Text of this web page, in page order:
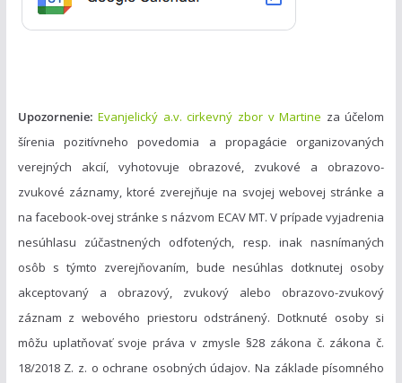
Upozornenie: Evanjelický a.v. cirkevný zbor v Martine za účelom
šírenia pozitívneho povedomia a propagácie organizovaných
verejných akcií, vyhotovuje obrazové, zvukové a obrazovo-
zvukové záznamy, ktoré zverejňuje na svojej webovej stránke a
na facebook-ovej stránke s názvom ECAV MT. V prípade vyjadrenia
nesúhlasu zúčastnených odfotených, resp. inak nasnímaných
osôb s týmto zverejňovaním, bude nesúhlas dotknutej osoby
akceptovaný a obrazový, zvukový alebo obrazovo-zvukový
záznam z webového priestoru odstránený. Dotknuté osoby si
môžu uplatňovať svoje práva v zmysle §28 zákona č. zákona č.
18/2018 Z. z. o ochrane osobných údajov. Na základe písomného